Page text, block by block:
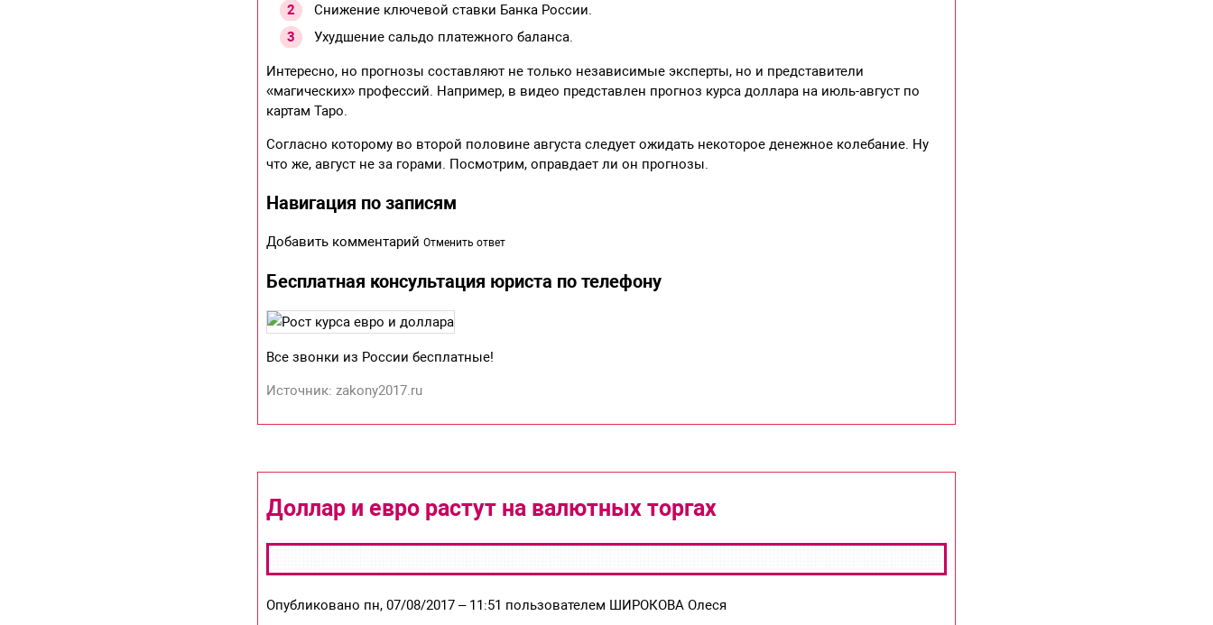
Снижение ключевой ставки Банка России.
Ухудшение сальдо платежного баланса.
Интересно, но прогнозы составляют не только независимые эксперты, но и представители
«магических» профессий. Например, в видео представлен прогноз курса доллара на июль-август по
картам Таро.
Согласно которому во второй половине августа следует ожидать некоторое денежное колебание. Ну
что же, август не за горами. Посмотрим, оправдает ли он прогнозы.
Навигация по записям
Добавить комментарийОтменить ответ
Бесплатная консультация юриста по телефону
Все звонки из России бесплатные!
Источник: zakony2017.ru
Доллар и евро растут на валютных торгах
Опубликовано пн, 07/08/2017 – 11:51 пользователем ШИРОКОВА Олеся